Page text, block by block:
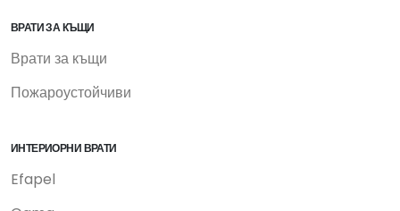
ВРАТИ ЗА КЪЩИ
Врати за къщи
Пожароустойчиви
ИНТЕРИОРНИ ВРАТИ
Efapel